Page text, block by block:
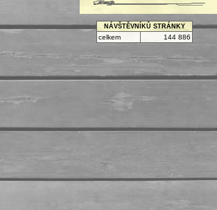
NÁVŠTĚVNÍKŮ STRÁNKY
celkem 144 886